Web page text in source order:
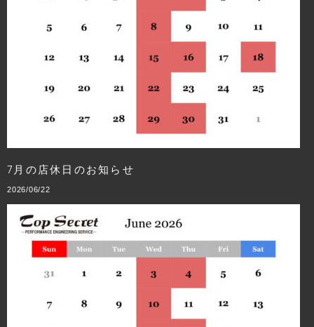
7月の店休日のお知らせ
2026/06/22